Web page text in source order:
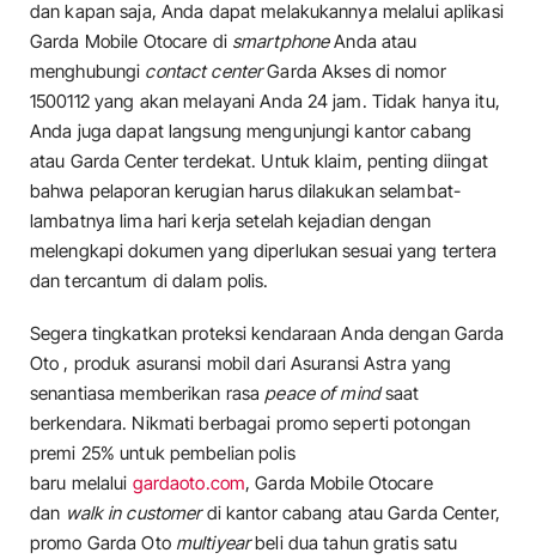
dan kapan saja, Anda dapat melakukannya melalui aplikasi
Garda Mobile Otocare di smartphoneAnda atau
menghubungi contact centerGarda Akses di nomor
1500112 yang akan melayani Anda 24 jam. Tidak hanya itu,
Anda juga dapat langsung mengunjungi kantor cabang
atau Garda Center terdekat. Untuk klaim, penting diingat
bahwa pelaporan kerugian harus dilakukan selambat-
lambatnya lima hari kerja setelah kejadian dengan
melengkapi dokumen yang diperlukan sesuai yang tertera
dan tercantum di dalam polis.
Segera tingkatkan proteksi kendaraan Anda dengan Garda
Oto , produk asuransi mobil dari Asuransi Astra yang
senantiasa memberikan rasa peace of mindsaat
berkendara. Nikmati berbagai promo seperti potongan
premi 25% untuk pembelian polis
baru melalui gardaoto.com, Garda Mobile Otocare
dan walk in customerdi kantor cabang atau Garda Center,
promo Garda Oto multiyearbeli dua tahun gratis satu